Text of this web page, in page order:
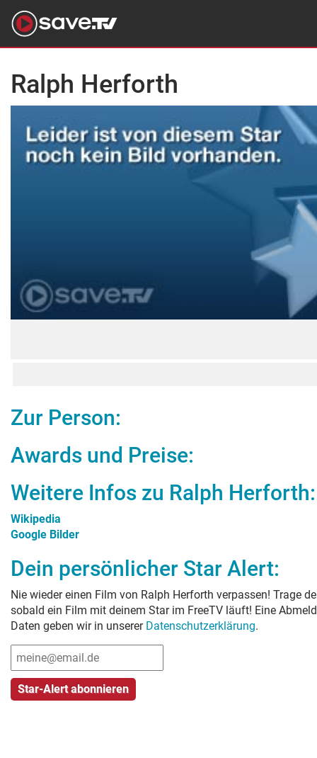
Ralph Herforth
Zur Person:
Awards und Preise:
Weitere Infos zu Ralph Herforth:
Wikipedia
Google Bilder
Dein persönlicher Star Alert:
Nie wieder einen Film von Ralph Herforth verpassen! Trage
sobald ein Film mit deinem Star im FreeTV läuft! Eine
Daten geben wir in unserer Datenschutzerklärung.